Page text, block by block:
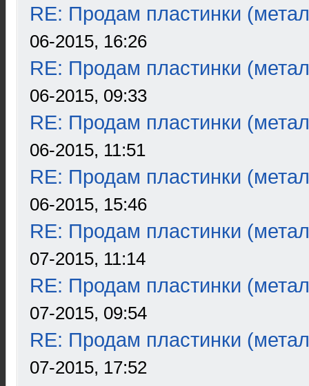
RE: Продам пластинки
06-2015, 16:26
RE: Продам пластинки
06-2015, 09:33
RE: Продам пластинки
06-2015, 11:51
RE: Продам пластинки
06-2015, 15:46
RE: Продам пластинки
07-2015, 11:14
RE: Продам пластинки
07-2015, 09:54
RE: Продам пластинки
07-2015, 17:52